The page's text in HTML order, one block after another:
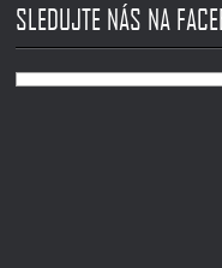
SLEDUJTE NÁS NA